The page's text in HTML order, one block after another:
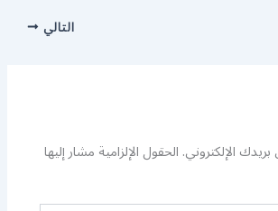
التالي
الإلكتروني.الحقول الإلزامية مشار إليها